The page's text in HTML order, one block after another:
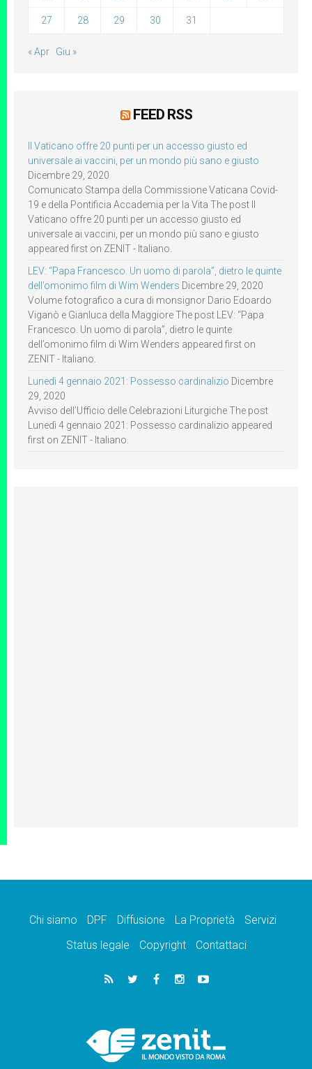
27 28 29 30 31
« Apr Giu »
FEED RSS
Il Vaticano offre 20 punti per un accesso giusto ed
universale ai vaccini, per un mondo più sano e giusto
Dicembre 29, 2020
Comunicato Stampa della Commissione Vaticana Covid-
19 e della Pontificia Accademia per la Vita The post Il
Vaticano offre 20 punti per un accesso giusto ed
universale ai vaccini, per un mondo più sano e giusto
appeared first on ZENIT - Italiano.
LEV: “Papa Francesco. Un uomo di parola”, dietro le quinte
dell’omonimo film di Wim Wenders Dicembre 29, 2020
Volume fotografico a cura di monsignor Dario Edoardo
Viganò e Gianluca della Maggiore The post LEV: “Papa
Francesco. Un uomo di parola”, dietro le quinte
dell’omonimo film di Wim Wenders appeared first on
ZENIT - Italiano.
Lunedì 4 gennaio 2021: Possesso cardinalizio Dicembre
29, 2020
Avviso dell’Ufficio delle Celebrazioni Liturgiche The post
Lunedì 4 gennaio 2021: Possesso cardinalizio appeared
first on ZENIT - Italiano.
Chi siamo DPF Diffusione La Proprietà
Servizi
Status legale
Copyright Contattaci